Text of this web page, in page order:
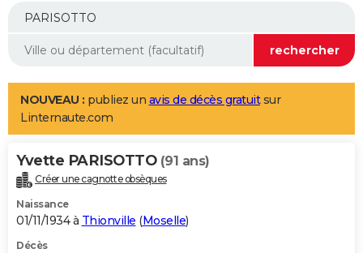
Mobiles
Meilleur smartphone
Internet
Ordinateurs
Jeux vidéo
Guide high-tech
Aménagement intérieur
LIFESTYLE
Art de vivre
Bien-être
Loisirs
Mode
Modes de vie
Alimentation
Guide de la santé
Maladies
Médicaments
Sommeil
VOYAGE
Destinations
City break
Voyage nature
Voyage de noces
Forum
Climat
+PHOTO
GUIDES D'ACHAT
NOUVEAU : publiez un avis de décès gratuitsur
Linternaute.com
Yvette PARISOTTO (91 ans)
Créer une cagnotte obsèques
Naissance
01/11/1934 à Thionville (Moselle)
Décès